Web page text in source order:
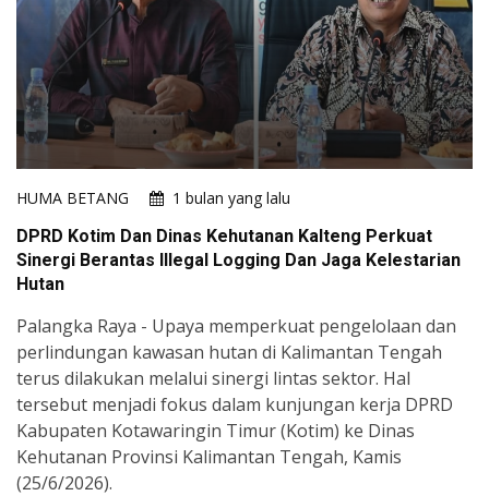
HUMA BETANG
1 bulan yang lalu
DPRD Kotim Dan Dinas Kehutanan Kalteng Perkuat
Sinergi Berantas Illegal Logging Dan Jaga Kelestarian
Hutan
Palangka Raya - Upaya memperkuat pengelolaan dan
perlindungan kawasan hutan di Kalimantan Tengah
terus dilakukan melalui sinergi lintas sektor. Hal
tersebut menjadi fokus dalam kunjungan kerja DPRD
Kabupaten Kotawaringin Timur (Kotim) ke Dinas
Kehutanan Provinsi Kalimantan Tengah, Kamis
(25/6/2026).